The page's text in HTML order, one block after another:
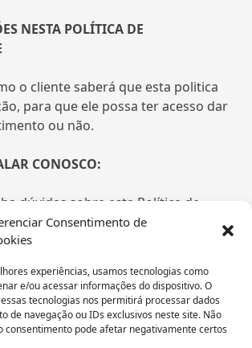
Consentimento de
experiências, usamos tecnologias como
e/ou acessar informações do dispositivo. O
tecnologias nos permitirá processar dados
de navegação ou IDs exclusivos neste site. Não
consentimento pode afetar negativamente certos
NESTA POLÍTICA DE
o cliente saberá que esta politica
para que ele possa ter acesso dar
ou não.
CONOSCO:
dúvidas sobre esta Política de
sobre nossas
entre em contato
ao“Encarregado de Proteção de
Nome:Ellen Benevides.